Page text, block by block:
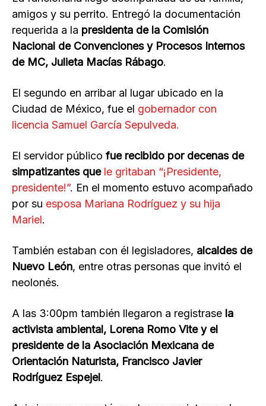
amigos y su perrito. Entregó la documentación
requerida a la presidenta de la Comisión
Nacional de Convenciones y Procesos Internos
de MC, Julieta Macías Rábago.
El segundo en arribar al lugar ubicado en la
Ciudad de México, fue el gobernador con
licencia Samuel García Sepulveda.
El servidor público fue recibido por decenas de
simpatizantes quele gritaban “¡Presidente,
presidente!”. En el momento estuvo acompañado
por su esposa Mariana Rodríguez y su hija
Mariel.
También estaban con él legisladores, alcaldes de
Nuevo León, entre otras personas que invitó el
neolonés.
A las 3:00pm también llegaron a registrase la
activista ambiental, Lorena Romo Vite y el
presidente de la Asociación Mexicana de
Orientación Naturista, Francisco Javier
Rodríguez Espejel.